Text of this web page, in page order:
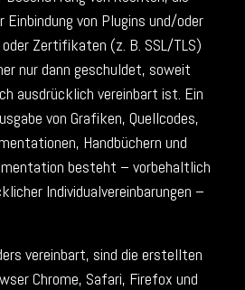
von Plugins und/oder
Zertifikaten (z. B. SSL/TLS)
nur dann geschuldet, soweit
ausdrücklich vereinbart ist. Ein
von Grafiken, Quellcodes,
Handbüchern und
besteht – vorbehaltlich
Individualvereinbarungen –
vereinbart, sind die erstellten
Chrome, Safari, Firefox und